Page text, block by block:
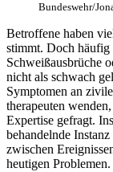
Bundeswehr/
Betroffene haben
stimmt. Doch häufig
Schweißausbrüche
nicht als schwach
Symptomen an
therapeuten
Expertise gefragt.
behandelnde
zwischen
heutigen Problemen.